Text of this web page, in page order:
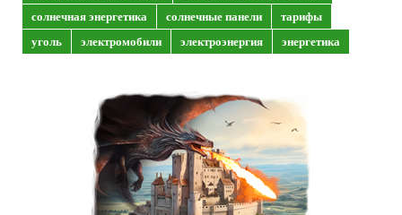
солнечная энергетика
солнечные панели
тарифы
уголь
электромобили электроэнергия энергетика